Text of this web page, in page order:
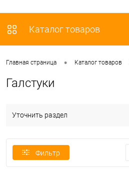
Каталог товаров
Главная страница • Каталог товаров
Галстуки
Уточнить раздел
Фильтр